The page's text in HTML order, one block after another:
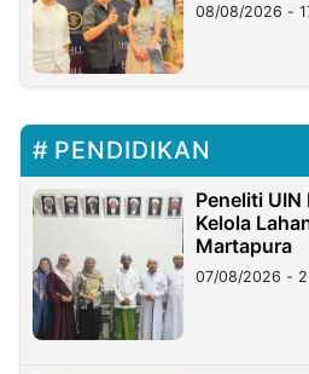
08/08/2026 -
PENDIDIKAN
Peneliti
Kelola
Martapura
07/08/2026 -